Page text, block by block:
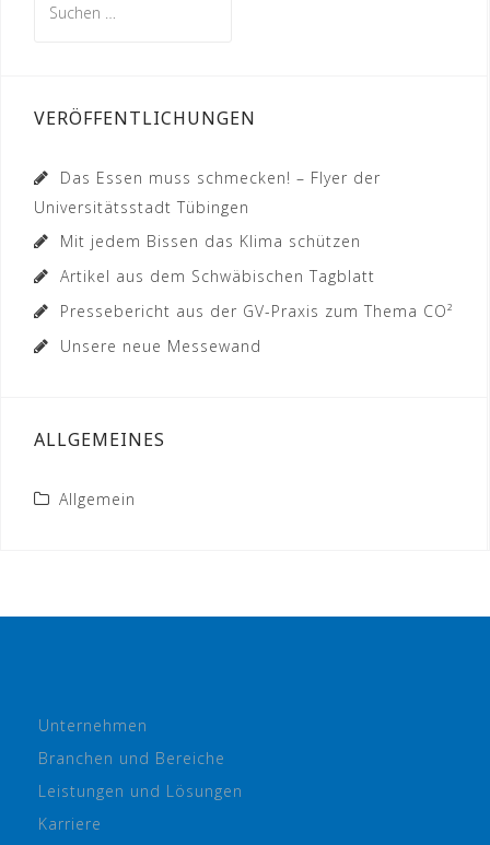
nach:
VERÖFFENTLICHUNGEN
Das Essen muss schmecken! – Flyer der
Universitätsstadt Tübingen
Mit jedem Bissen das Klima schützen
Artikel aus dem Schwäbischen Tagblatt
Pressebericht aus der GV-Praxis zum Thema CO²
Unsere neue Messewand
ALLGEMEINES
Allgemein
Unternehmen
Branchen und Bereiche
Leistungen und Lösungen
Karriere